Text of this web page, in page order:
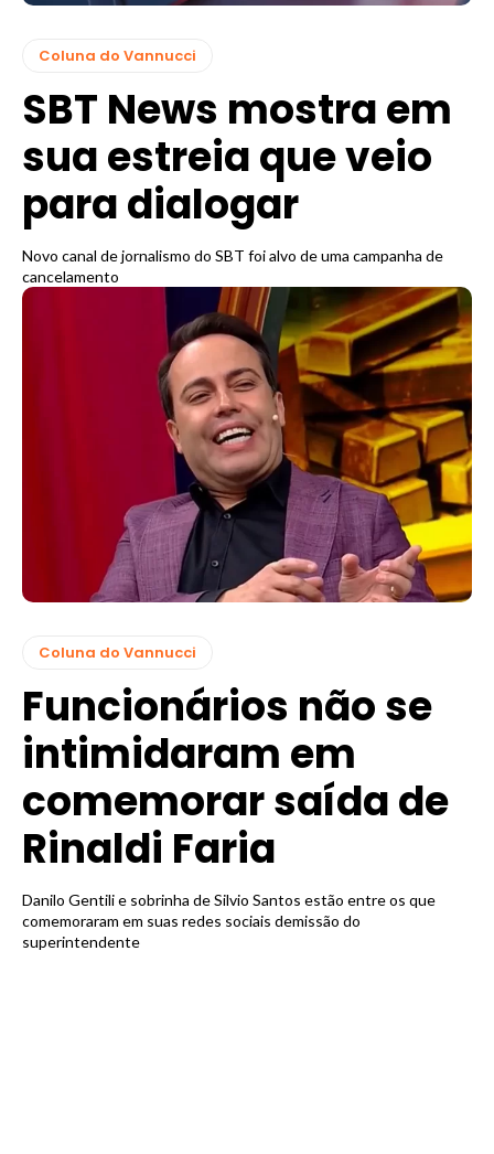
Coluna do Vannucci
SBT News mostra em
sua estreia que veio
para dialogar
Novo canal de jornalismo do SBT foi alvo de uma campanha de
cancelamento
Coluna do Vannucci
Funcionários não se
intimidaram em
comemorar saída de
Rinaldi Faria
Danilo Gentili e sobrinha de Silvio Santos estão entre os que
comemoraram em suas redes sociais demissão do
superintendente